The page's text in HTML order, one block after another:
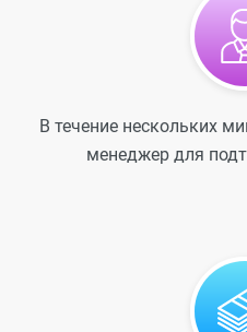
В течение нескольких
менеджер для